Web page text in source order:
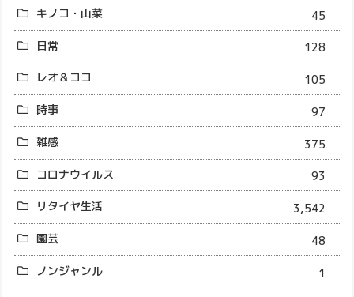
キノコ・山菜
45
日常
128
レオ＆ココ
105
時事
97
雑感
375
コロナウイルス
93
リタイヤ生活
3,542
園芸
48
ノンジャンル
1